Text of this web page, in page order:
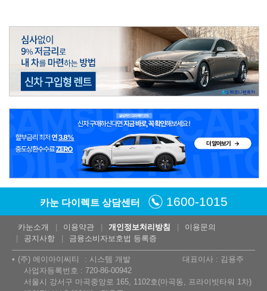
카눈 다이렉트 상담센터 1600-1015
카눈소개 이용약관 개인정보처리방침
이용문의
공지사항
금융소비자보호법 등록증
(주) 에이아이씨티 시스템 개발
대표이사 : 김용주
사업자등록번호 : 720-86-00942
서울시 강서구 마곡중앙로 165, 1102호(마곡동, 프라이빗타워 1차)